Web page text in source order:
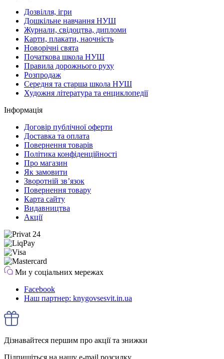
Дозвілля, ігри
Дошкільне навчання НУШ
Журнали, свідоцтва, дипломи
Карти, плакати, наочність
Новорічні свята
Початкова школа НУШ
Правила дорожнього руху
Розпродаж
Середня та старша школа НУШ
Художня література та енциклопедії
Інформація
Договір публічної оферти
Доставка та оплата
Повернення товарів
Політика конфіденційності
Про магазин
Як замовити
Зворотній зв’язок
Повернення товару
Карта сайту
Видавництва
Акції
Ми у соціальних мережах
Facebook
Наш партнер: knygovsesvit.in.ua
Дізнавайтеся першим про акції та знижки